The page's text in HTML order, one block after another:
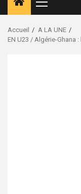
Menu
principal
Accueil
A LA UNE
EN U23 / Algérie-Ghana